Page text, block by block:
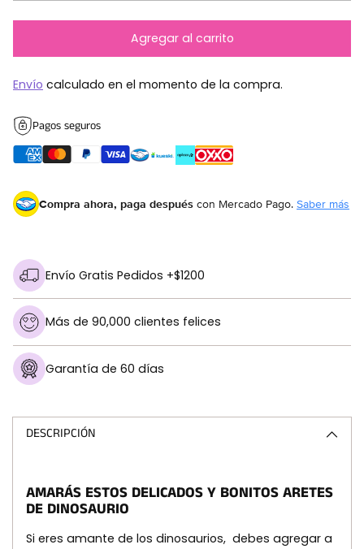
Agregar al carrito
Envío calculado en el momento de la compra.
Pagos seguros
Compra ahora, paga después con Mercado Pago. Saber más
Envío Gratis Pedidos +$1200
Más de 90,000 clientes felices
Garantía de 60 días
un
producto
cesta
DESCRIPCIÓN
AMARÁS ESTOS DELICADOS Y BONITOS ARETES
DE DINOSAURIO
Si eres amante de los dinosaurios, debes agregar a